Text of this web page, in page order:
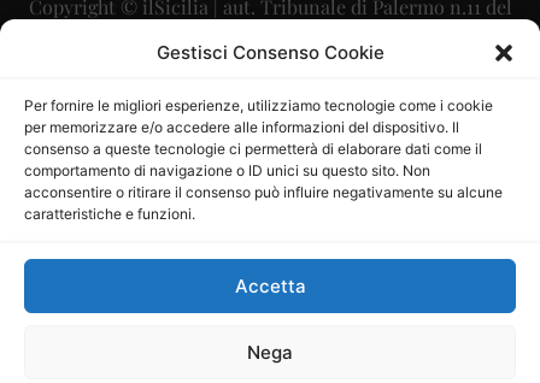
Gestisci Consenso Cookie
Per fornire le migliori esperienze, utilizziamo tecnologie come i cookie
per memorizzare e/o accedere alle informazioni del dispositivo. Il
consenso a queste tecnologie ci permetterà di elaborare dati come il
comportamento di navigazione o ID unici su questo sito. Non
acconsentire o ritirare il consenso può influire negativamente su alcune
caratteristiche e funzioni.
Accetta
Nega
Copyright © ilSicilia | aut. Tribunale di Palermo n.11 del
29/09/2015
Direttore Editoriale: Maurizio Scaglione
Direttore Responsabile: Maria Calabrese
P.IVA: 06334930820
Mercurio Comunicazione Società Cooperativa a r.l. è
iscritta al Registro degli Operatori di Comunicazione al